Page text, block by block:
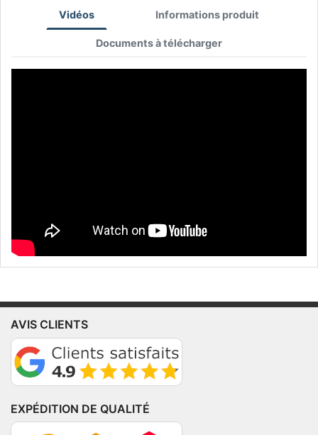
Vidéos Informations produit
Documents à télécharger
AVIS CLIENTS
EXPÉDITION DE QUALITÉ